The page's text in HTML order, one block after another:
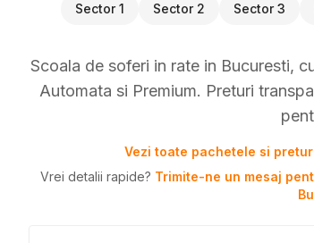
Sector 1 Sector 2 Sector 3
Scoala de soferi in rate in Bucuresti,
Automata si Premium. Preturi
Vezi toate pachetele si
Vrei detalii rapide? Trimite-ne un mesaj